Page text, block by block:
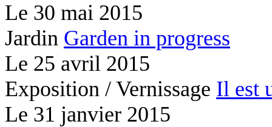
Le 30 mai 2015
Jardin Garden in progress
Le 25 avril 2015
Exposition / Vernissage Il est
Le 31 janvier 2015